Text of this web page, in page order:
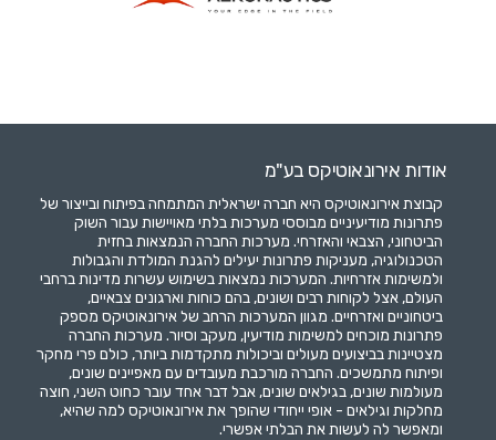
אודות אירונאוטיקס בע"מ
קבוצת אירונאוטיקס היא חברה ישראלית המתמחה בפיתוח ובייצור של
פתרונות מודיעיניים מבוססי מערכות בלתי מאויישות עבור השוק
הביטחוני, הצבאי והאזרחי. מערכות החברה הנמצאות בחזית
הטכנולוגיה, מעניקות פתרונות יעילים להגנת המולדת והגבולות
ולמשימות אזרחיות. המערכות נמצאות בשימוש עשרות מדינות ברחבי
העולם, אצל לקוחות רבים ושונים, בהם כוחות וארגונים צבאיים,
ביטחוניים ואזרחיים. מגוון המערכות הרחב של אירונאוטיקס מספק
פתרונות מוכחים למשימות מודיעין, מעקב וסיור. מערכות החברה
מצטיינות בביצועים מעולים וביכולות מתקדמות ביותר, כולם פרי מחקר
ופיתוח מתמשכים. החברה מורכבת מעובדים עם מאפיינים שונים,
מעולמות שונים, בגילאים שונים, אבל דבר אחד עובר כחוט השני, חוצה
מחלקות וגילאים - אופי ייחודי שהופך את אירונאוטיקס למה שהיא,
ומאפשר לה לעשות את הבלתי אפשרי.